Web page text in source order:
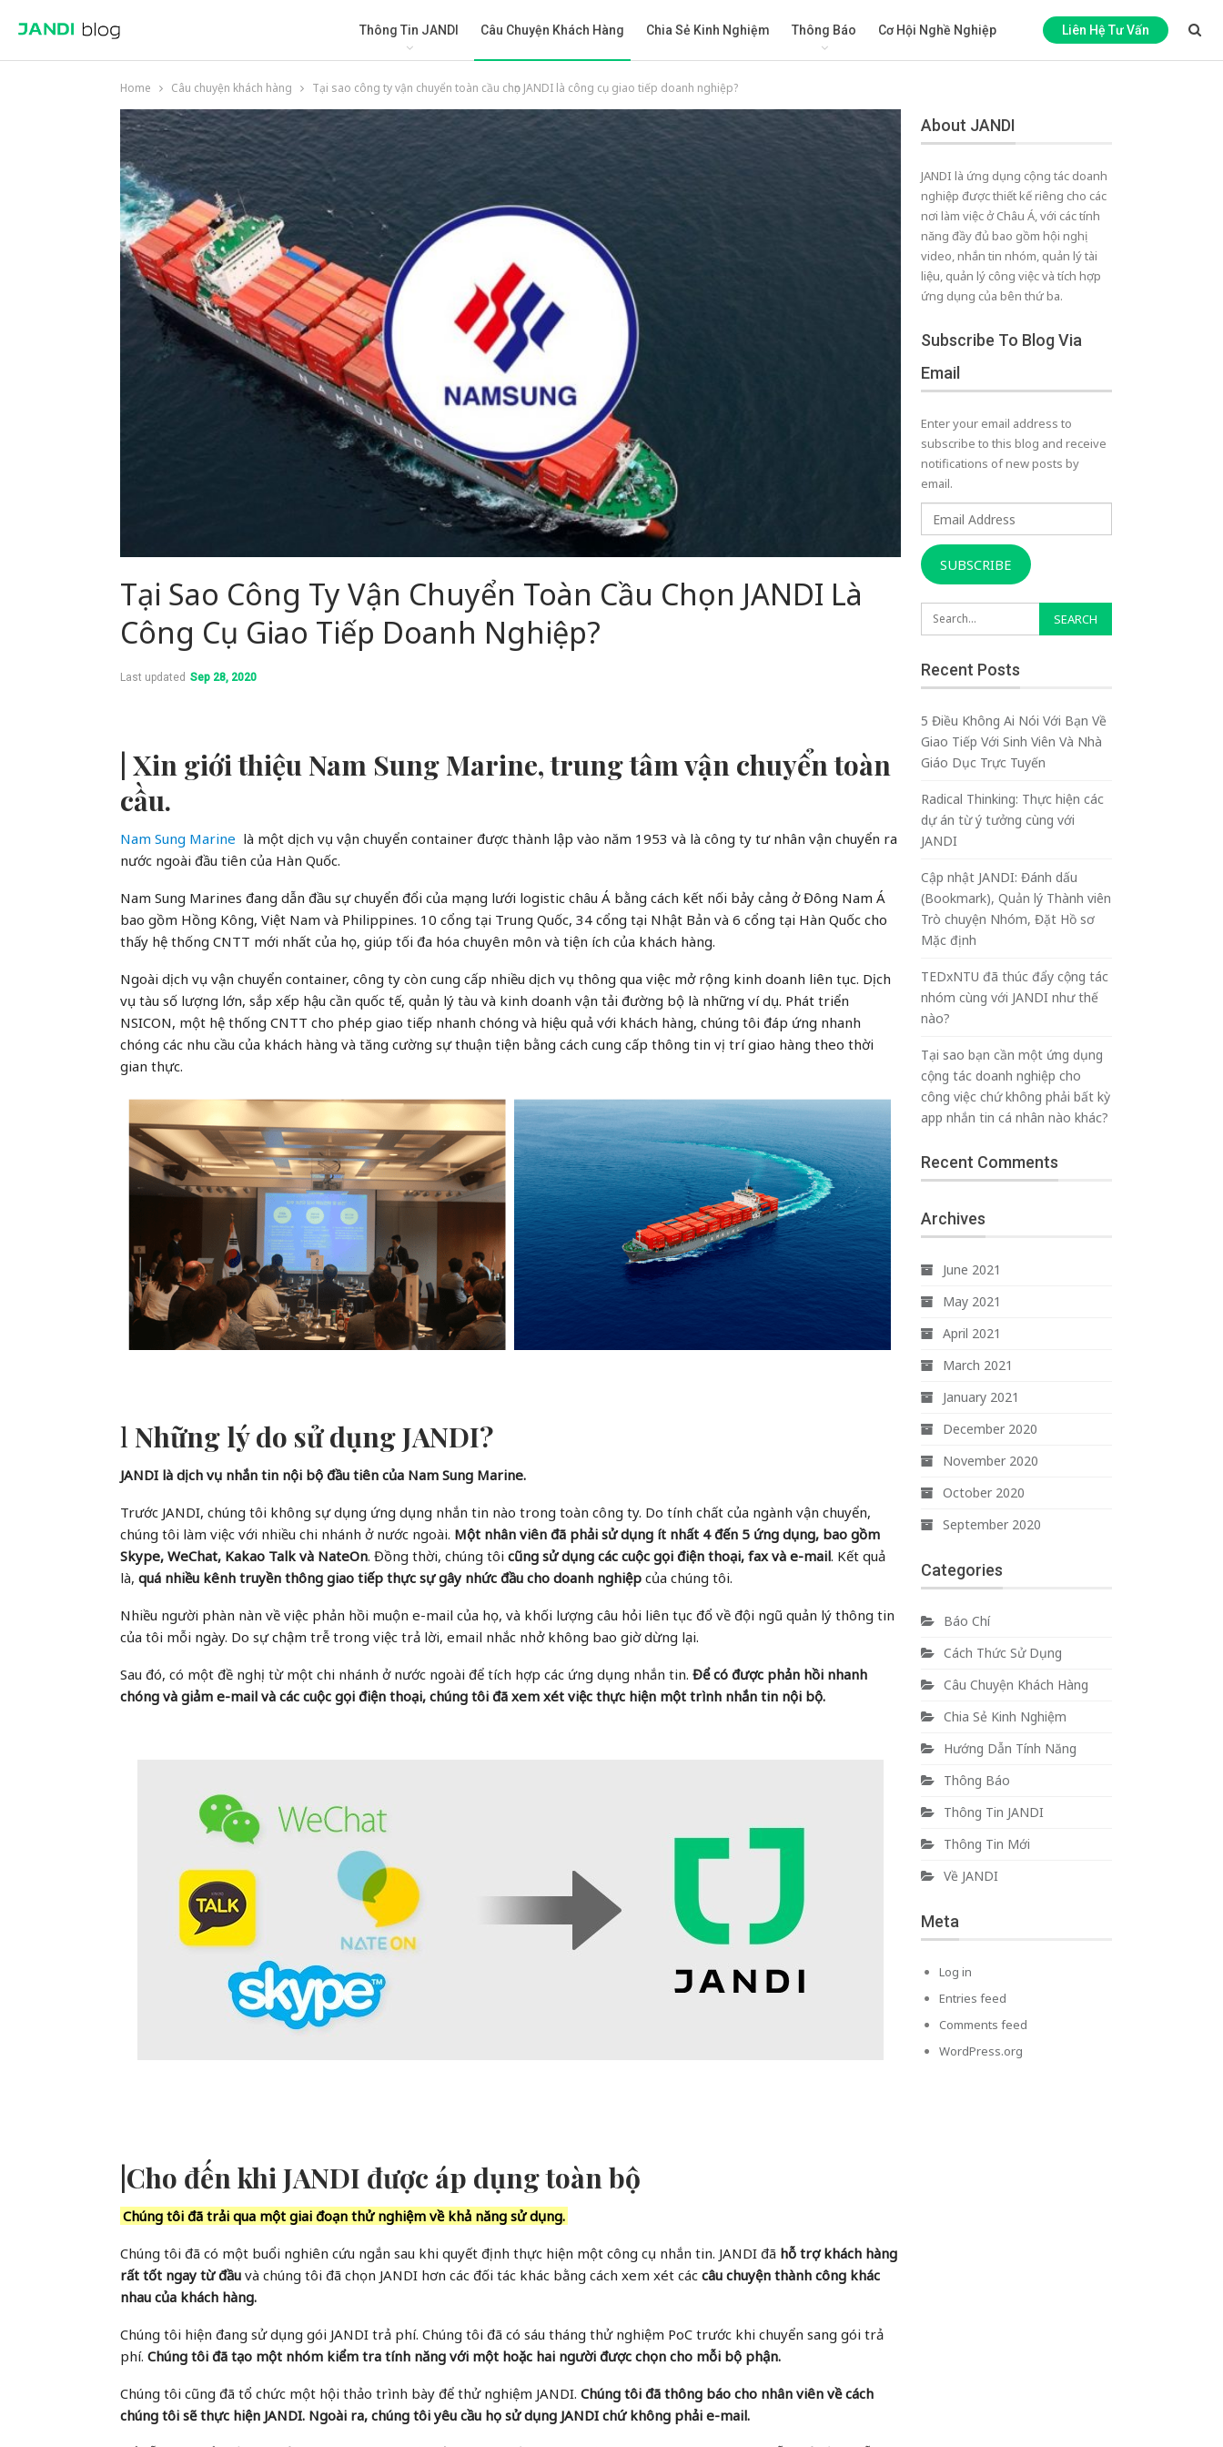
Thông Tin JANDI Câu Chuyện Khách Hàng Chia Sẻ Kinh Nghiệm Thông Báo Cơ Hội Nghề Nghiệp Liên Hệ Tư Vấn
Home Câu chuyện khách hàng Tại sao công ty vận chuyển toàn cầu chọn JANDI là công cụ giao tiếp doanh nghiệp?
Tại Sao Công Ty Vận Chuyển Toàn Cầu Chọn JANDI Là
Công Cụ Giao Tiếp Doanh Nghiệp?
Last updated Sep 28, 2020
| Xin giới thiệu Nam Sung Marine, trung tâm vận chuyển toàn
cầu.
Nam Sung Marine là một dịch vụ vận chuyển container được thành lập vào năm 1953 và là công ty tư nhân vận chuyển ra
nước ngoài đầu tiên của Hàn Quốc.
Nam Sung Marines đang dẫn đầu sự chuyển đổi của mạng lưới logistic châu Á bằng cách kết nối bảy cảng ở Đông Nam Á
bao gồm Hồng Kông, Việt Nam và Philippines. 10 cổng tại Trung Quốc, 34 cổng tại Nhật Bản và 6 cổng tại Hàn Quốc cho
thấy hệ thống CNTT mới nhất của họ, giúp tối đa hóa chuyên môn và tiện ích của khách hàng.
Ngoài dịch vụ vận chuyển container, công ty còn cung cấp nhiều dịch vụ thông qua việc mở rộng kinh doanh liên tục. Dịch
vụ tàu số lượng lớn, sắp xếp hậu cần quốc tế, quản lý tàu và kinh doanh vận tải đường bộ là những ví dụ. Phát triển
NSICON, một hệ thống CNTT cho phép giao tiếp nhanh chóng và hiệu quả với khách hàng, chúng tôi đáp ứng nhanh
chóng các nhu cầu của khách hàng và tăng cường sự thuận tiện bằng cách cung cấp thông tin vị trí giao hàng theo thời
gian thực.
l Những lý do sử dụng JANDI?
JANDI là dịch vụ nhắn tin nội bộ đầu tiên của Nam Sung Marine.
Trước JANDI, chúng tôi không sự dụng ứng dụng nhắn tin nào trong toàn công ty. Do tính chất của ngành vận chuyển,
chúng tôi làm việc với nhiều chi nhánh ở nước ngoài. Một nhân viên đã phải sử dụng ít nhất 4 đến 5 ứng dụng, bao gồm
Skype, WeChat, Kakao Talk và NateOn. Đồng thời, chúng tôi cũng sử dụng các cuộc gọi điện thoại, fax và e-mail. Kết quả
là, quá nhiều kênh truyền thông giao tiếp thực sự gây nhức đầu cho doanh nghiệp của chúng tôi.
Nhiều người phàn nàn về việc phản hồi muộn e-mail của họ, và khối lượng câu hỏi liên tục đổ về đội ngũ quản lý thông tin
của tôi mỗi ngày. Do sự chậm trễ trong việc trả lời, email nhắc nhở không bao giờ dừng lại.
Sau đó, có một đề nghị từ một chi nhánh ở nước ngoài để tích hợp các ứng dụng nhắn tin. Để có được phản hồi nhanh
chóng và giảm e-mail và các cuộc gọi điện thoại, chúng tôi đã xem xét việc thực hiện một trình nhắn tin nội bộ.
Cho đến khi JANDI được áp dụng toàn bộ
Chúng tôi đã trải qua một giai đoạn thử nghiệm về khả năng sử dụng.
Chúng tôi đã có một buổi nghiên cứu ngắn sau khi quyết định thực hiện một công cụ nhắn tin. JANDI đã hỗ trợ khách hàng
rất tốt ngay từ đầu và chúng tôi đã chọn JANDI hơn các đối tác khác bằng cách xem xét các câu chuyện thành công khác
nhau của khách hàng.
Chúng tôi hiện đang sử dụng gói JANDI trả phí. Chúng tôi đã có sáu tháng thử nghiệm PoC trước khi chuyển sang gói trả
phí. Chúng tôi đã tạo một nhóm kiểm tra tính năng với một hoặc hai người được chọn cho mỗi bộ phận.
Chúng tôi cũng đã tổ chức một hội thảo trình bày để thử nghiệm JANDI. Chúng tôi đã thông báo cho nhân viên về cách
chúng tôi sẽ thực hiện JANDI. Ngoài ra, chúng tôi yêu cầu họ sử dụng JANDI chứ không phải e-mail.
About JANDI
JANDI là ứng dụng cộng tác doanh
nghiệp được thiết kế riêng cho các
nơi làm việc ở Châu Á, với các tính
năng đầy đủ bao gồm hội nghị
video, nhắn tin nhóm, quản lý tài
liệu, quản lý công việc và tích hợp
ứng dụng của bên thứ ba.
Subscribe To Blog Via
Email
Enter your email address to
subscribe to this blog and receive
notifications of new posts by
email.
Email
Address
SUBSCRIBE
Recent Posts
5 Điều Không Ai Nói Với Bạn Về
Giao Tiếp Với Sinh Viên Và Nhà
Giáo Dục Trực Tuyến
Radical Thinking: Thực hiện các
dự án từ ý tưởng cùng với
JANDI
Cập nhật JANDI: Đánh dấu
(Bookmark), Quản lý Thành viên
Trò chuyện Nhóm, Đặt Hồ sơ
Mặc định
TEDxNTU đã thúc đẩy cộng tác
nhóm cùng với JANDI như thế
nào?
Tại sao bạn cần một ứng dụng
cộng tác doanh nghiệp cho
công việc chứ không phải bất kỳ
app nhắn tin cá nhân nào khác?
Recent Comments
Archives
June 2021
May 2021
April 2021
March 2021
January 2021
December 2020
November 2020
October 2020
September 2020
Categories
Báo Chí
Cách Thức Sử Dụng
Câu Chuyện Khách Hàng
Chia Sẻ Kinh Nghiệm
Hướng Dẫn Tính Năng
Thông Báo
Thông Tin JANDI
Thông Tin Mới
Về JANDI
Meta
Log in
Entries feed
Comments feed
WordPress.org